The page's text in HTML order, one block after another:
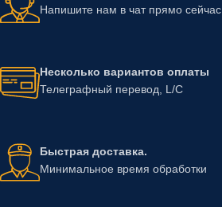
Напишите нам в чат прямо сейчас
Несколько вариантов оплаты
Телеграфный перевод, L/C
Быстрая доставка.
Минимальное время обработки